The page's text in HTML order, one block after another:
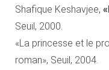
Shafique Keshavjee,
Seuil, 2000.
«La princesse et le
roman», Seuil, 2004.